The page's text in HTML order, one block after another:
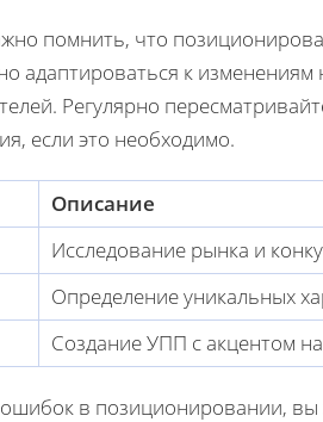
помнить, что
адаптироваться к
Регулярно
если это необходимо.
Описание
Исследование рынка и
Определение уникальных
Создание УПП с акцентом
ошибок в позиционировании,